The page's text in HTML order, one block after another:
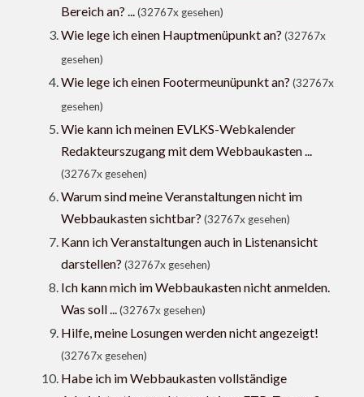
Bereich an? ...(32767x gesehen)
Wie lege ich einen Hauptmenüpunkt an? (32767x
gesehen)
Wie lege ich einen Footermeunüpunkt an? (32767x
gesehen)
Wie kann ich meinen EVLKS-Webkalender
Redakteurszugang mit dem Webbaukasten ...
(32767x gesehen)
Warum sind meine Veranstaltungen nicht im
Webbaukasten sichtbar? (32767x gesehen)
Kann ich Veranstaltungen auch in Listenansicht
darstellen? (32767x gesehen)
Ich kann mich im Webbaukasten nicht anmelden.
Was soll ...(32767x gesehen)
Hilfe, meine Losungen werden nicht angezeigt!
(32767x gesehen)
Habe ich im Webbaukasten vollständige